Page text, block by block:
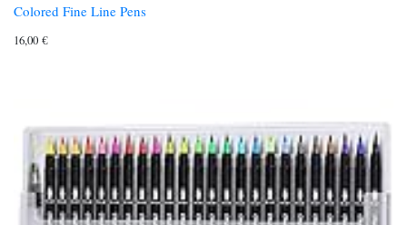
Colored Fine Line Pens
16,00 €